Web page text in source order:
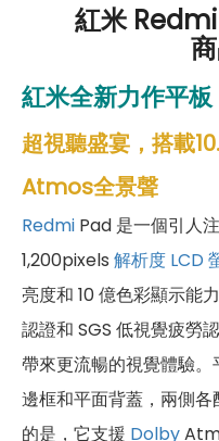
紅米
紅米全新力作平板
超視聽盛宴，搭載
Atmos全景聲
Redmi Pad 是一個引人
1,200pixels 解析度 LCD
亮度和 10 億色彩顯示能
認證和 SGS 低視覺疲勞
帶來更流暢的視覺體驗
邊框和平面背蓋，兩側
的是，它支援 Dolby